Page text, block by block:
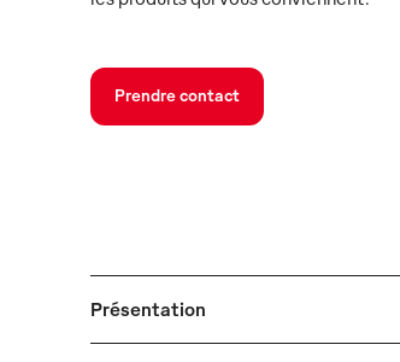
Prendre contact
Présentation